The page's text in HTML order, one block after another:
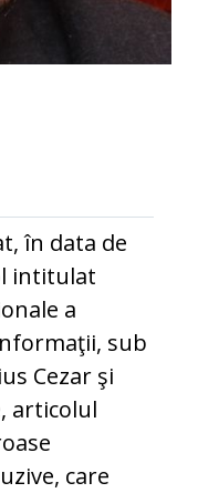
în data de
intitulat
a
sub
Cezar şi
articolul
care